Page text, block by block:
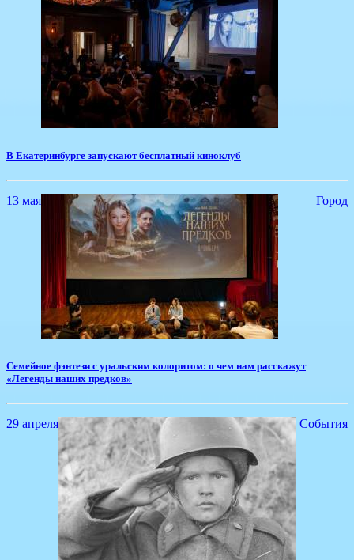
​В Екатеринбурге запускают бесплатный киноклуб
13 мая Город
​Семейное фэнтези с уральским колоритом: о чем нам расскажут
«Легенды наших предков»
29 апреля События